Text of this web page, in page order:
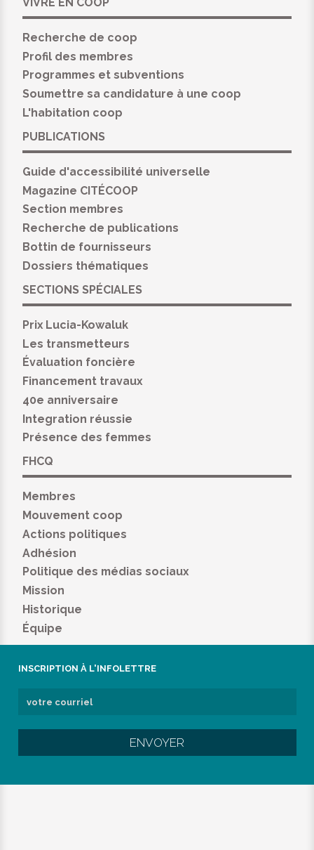
Recherche de coop
Profil des membres
Programmes et subventions
Soumettre sa candidature à une coop
L'habitation coop
PUBLICATIONS
Guide d'accessibilité universelle
Magazine CITÉCOOP
Section membres
Recherche de publications
Bottin de fournisseurs
Dossiers thématiques
SECTIONS SPÉCIALES
Prix Lucia-Kowaluk
Les transmetteurs
Évaluation foncière
Financement travaux
40e anniversaire
Integration réussie
Présence des femmes
FHCQ
Membres
Mouvement coop
Actions politiques
Adhésion
Politique des médias sociaux
Mission
Historique
Équipe
INSCRIPTION À L'INFOLETTRE
ENVOYER